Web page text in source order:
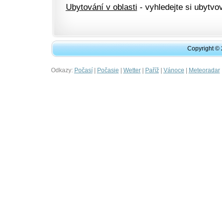
Ubytování v oblasti - vyhledejte si
Copyright ©
Odkazy: Počasí| Počasie | Wetter| Paříž| Vánoce | Meteoradar